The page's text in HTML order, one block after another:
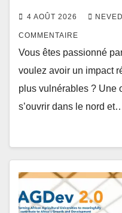
4 AOÛT 2026
COMMENTAIRE
Vous êtes passionné
voulez avoir un impact
plus vulnérables ? Une
s’ouvrir dans le nord